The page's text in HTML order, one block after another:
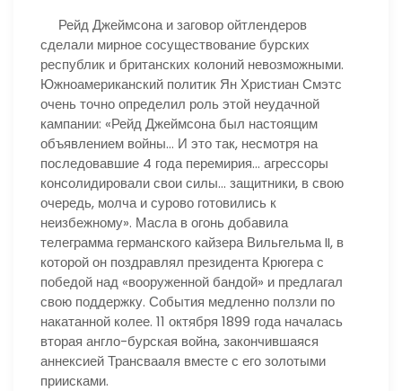
Рейд Джеймсона и заговор ойтлендеров
сделали мирное сосуществование бурских
республик и британских колоний невозможными.
Южноамериканский политик Ян Христиан Смэтс
очень точно определил роль этой неудачной
кампании: «Рейд Джеймсона был настоящим
объявлением войны… И это так, несмотря на
последовавшие 4 года перемирия… агрессоры
консолидировали свои силы… защитники, в свою
очередь, молча и сурово готовились к
неизбежному». Масла в огонь добавила
телеграмма германского кайзера Вильгельма II, в
которой он поздравлял президента Крюгера с
победой над «вооруженной бандой» и предлагал
свою поддержку. События медленно ползли по
накатанной колее. 11 октября 1899 года началась
вторая англо-бурская война, закончившаяся
аннексией Трансвааля вместе с его золотыми
приисками.